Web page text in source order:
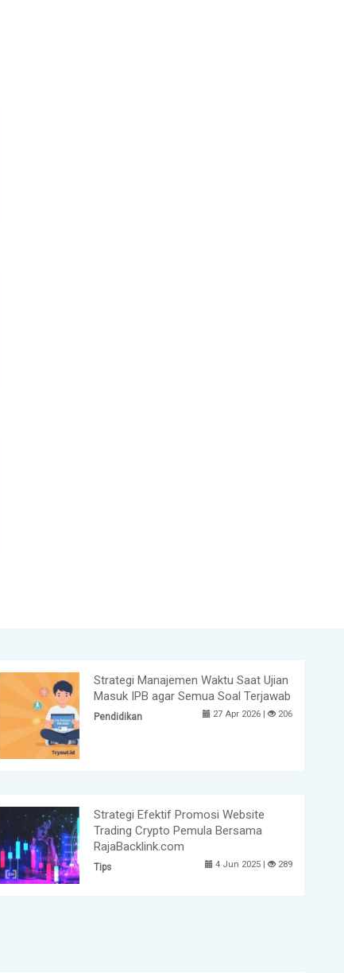
Strategi Manajemen Waktu Saat Ujian
Masuk IPB agar Semua Soal Terjawab
Pendidikan 27 Apr 2026 | 206
Strategi Efektif Promosi Website
Trading Crypto Pemula Bersama
RajaBacklink.com
Tips 4 Jun 2025 | 289